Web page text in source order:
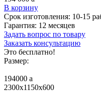
В корзину
Срок изготовления: 10-15
Гарантия: 12 месяцев
Задать вопрос по товару
Заказать консультацию
Это бесплатно!
Размер:
194000 a
2300x1150x600